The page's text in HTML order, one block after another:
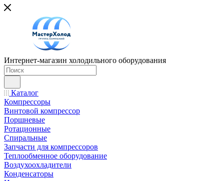
Интернет-магазин холодильного оборудования
Каталог
Компрессоры
Винтовой компрессор
Поршневые
Ротационные
Спиральные
Запчасти для компрессоров
Теплообменное оборудование
Воздухоохладители
Конденсаторы